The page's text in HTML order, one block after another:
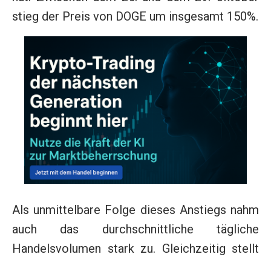
stieg der Preis von DOGE um insgesamt 150%.
Als unmittelbare Folge dieses Anstiegs nahm
auch das durchschnittliche tägliche
Handelsvolumen stark zu. Gleichzeitig stellt